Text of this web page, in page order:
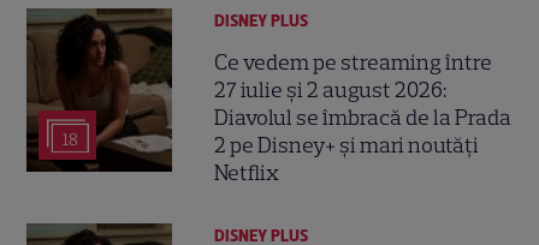
18
DISNEY PLUS
Ce vedem pe streaming între
27 iulie și 2 august 2026:
Diavolul se îmbracă de la Prada
2 pe Disney+ și mari noutăți
Netflix
DISNEY PLUS